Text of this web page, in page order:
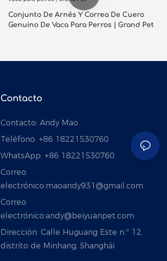
Conjunto De Arnés Y Correa De Cuero
Genuino De Vaca Para Perros | Grand Pet
Contacto
Contacto: Andy Mao
Teléfono: +86 18221530760
WhatsApp: +86 18221530760
Correo
electrónico:maoandy931@gmail.com
Correo
electrónico:andy@beiyuanpet.com
Dirección: Calle Huguang Este n.º 12,
distrito de Minhang, Shanghái